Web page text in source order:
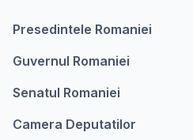
Presedintele Romaniei
Guvernul Romaniei
Senatul Romaniei
Camera Deputatilor